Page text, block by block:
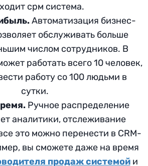
срм система.
Автоматизация бизнес-
обслуживать больше
числом сотрудников. В
работать всего 10 человек,
работу со 100 людьми в
сутки.
Ручное распределение
аналитики, отслеживание
это можно перенести в CRM-
вы сможете даже на время
продаж системойи